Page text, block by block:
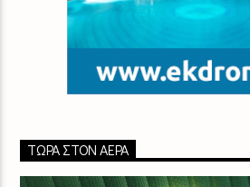
ΤΏΡΑ ΣΤΟΝ ΑΈΡΑ